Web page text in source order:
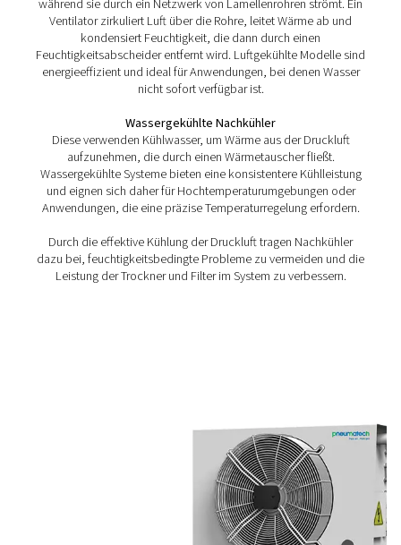
CW 1-17 luftgekühlte Nachkühler
Die wassergekühlten CW 1-17-Nachkühler
Temperaturen von Druckluft oder Gas mit einem
Mantel- und Rohrdesign und gewährleisten so eine
zuverlässige Leistung.
Nachkühlern
Nachkühler senken die Temperatur der Druckluft,
Wasserdampf kondensieren und aus dem System
werden kann. Es gibt zwei Haupttypen: